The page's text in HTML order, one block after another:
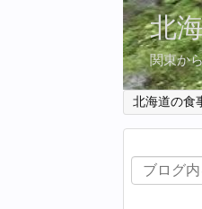
北
関東か
北海道の食